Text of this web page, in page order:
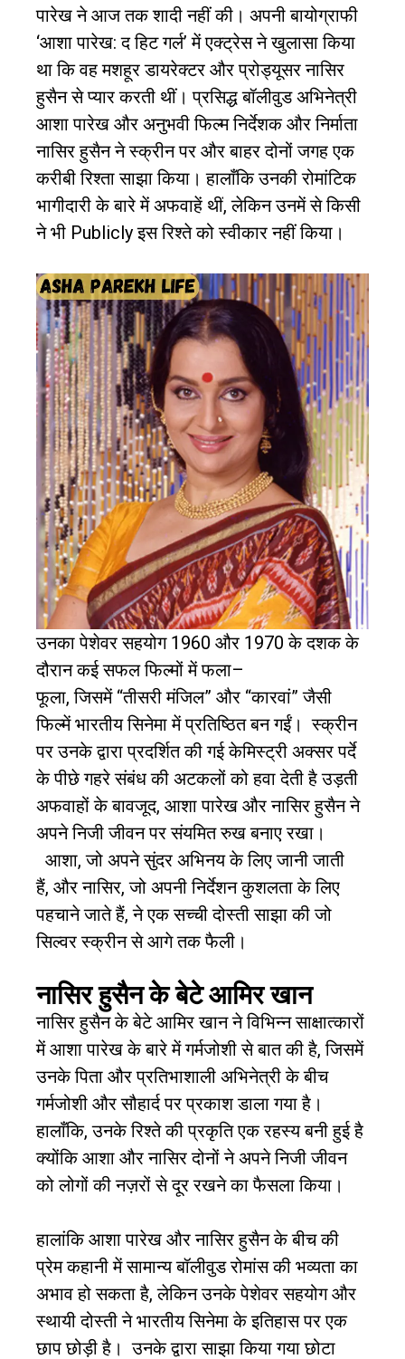
पारेख ने आज तक शादी नहीं की। अपनी बायोग्राफी
‘आशा पारेख: द हिट गर्ल’ में एक्ट्रेस ने खुलासा किया
था कि वह मशहूर डायरेक्टर और प्रोड्यूसर नासिर
हुसैन से प्यार करती थीं।प्रसिद्ध बॉलीवुड अभिनेत्री
आशा पारेख और अनुभवी फिल्म निर्देशक और निर्माता
नासिर हुसैन ने स्क्रीन पर और बाहर दोनों जगह एक
करीबी रिश्ता साझा किया। हालाँकि उनकी रोमांटिक
भागीदारी के बारे में अफवाहें थीं,लेकिन उनमें से किसी
ने भी Publiclyइस रिश्ते को स्वीकार नहीं किया।
उनका पेशेवर सहयोग1960 और 1970के दशक के
दौरान कई सफल फिल्मों में फला–
फूला,जिसमें“तीसरी मंजिल” और “कारवां”जैसी
फिल्में भारतीय सिनेमा में प्रतिष्ठित बन गईं। स्क्रीन
पर उनके द्वारा प्रदर्शित की गई केमिस्ट्री अक्सर पर्दे
के पीछे गहरे संबंध की अटकलों को हवा देती है उड़ती
अफवाहों के बावजूद, आशा पारेख और नासिर हुसैन ने
अपने निजी जीवन पर संयमित रुख बनाए रखा।
आशा,जो अपने सुंदर अभिनय के लिए जानी जाती
हैं, और नासिर,जो अपनी निर्देशन कुशलता के लिए
पहचाने जाते हैं,ने एक सच्ची दोस्ती साझा की जो
सिल्वर स्क्रीन से आगे तक फैली।
नासिर हुसैन के बेटे आमिर खान
नासिर हुसैन के बेटे आमिर खान ने विभिन्न साक्षात्कारों
में आशा पारेख के बारे में गर्मजोशी से बात की है,जिसमें
उनके पिता और प्रतिभाशाली अभिनेत्री के बीच
गर्मजोशी और सौहार्द पर प्रकाश डाला गया है।
हालाँकि,उनके रिश्ते की प्रकृति एक रहस्य बनी हुई है
क्योंकि आशा और नासिर दोनों ने अपने निजी जीवन
को लोगों की नज़रों से दूर रखने का फैसला किया।
हालांकि आशा पारेख और नासिर हुसैन के बीच की
प्रेम कहानी में सामान्य बॉलीवुड रोमांस की भव्यता का
अभाव हो सकता है,लेकिन उनके पेशेवर सहयोग और
स्थायी दोस्ती ने भारतीय सिनेमा के इतिहास पर एक
छाप छोड़ी है। उनके द्वारा साझा किया गया छोटा